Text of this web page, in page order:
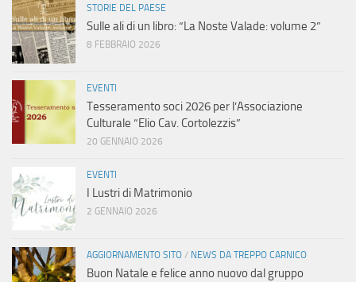
STORIE DEL PAESE
Sulle ali di un libro: “La Noste Valade: volume 2”
8 FEBBRAIO 2026
EVENTI
Tesseramento soci 2026 per l’Associazione
Culturale “Elio Cav. Cortolezzis”
20 GENNAIO 2026
EVENTI
I Lustri di Matrimonio
2 GENNAIO 2026
AGGIORNAMENTO SITO / NEWS DA TREPPO CARNICO
Buon Natale e felice anno nuovo dal gruppo